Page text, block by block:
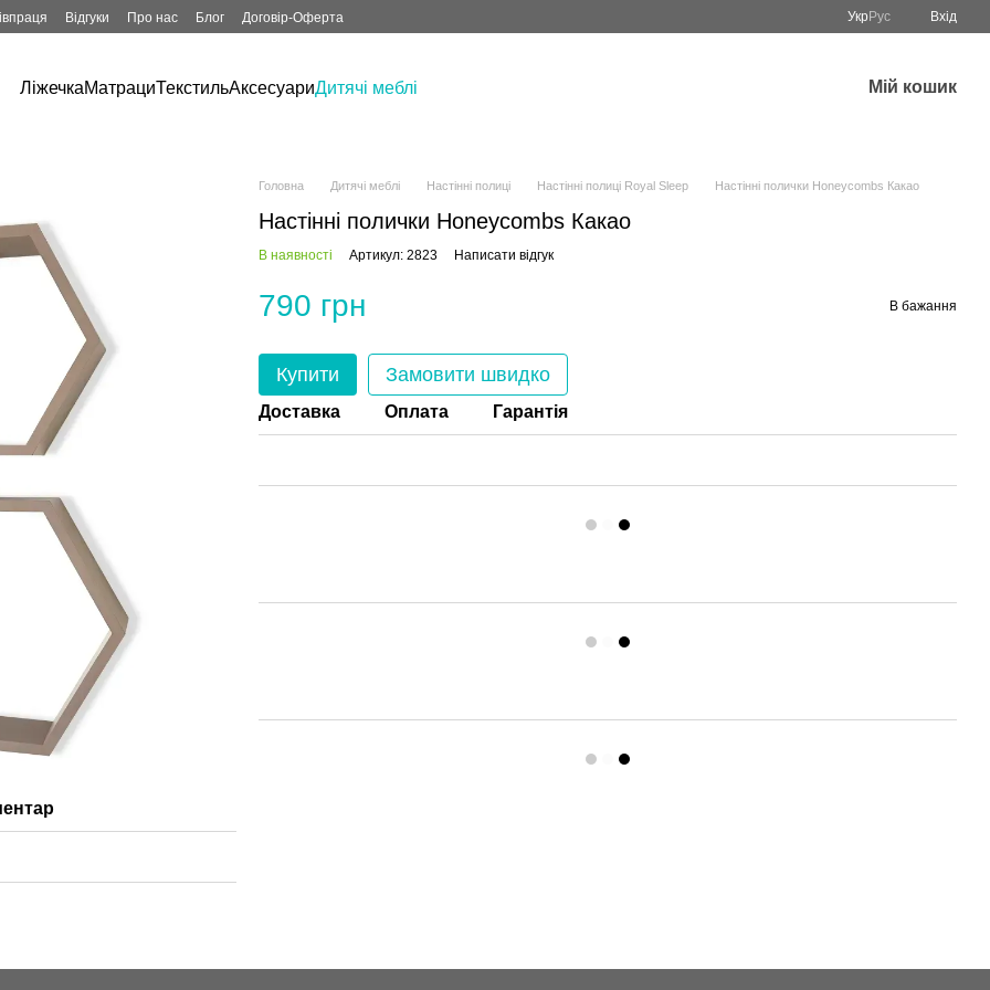
Відгуки Про нас Блог Договір-Оферта Укр Рус Вхід
ЛіжечкаМатрациТекстильАксесуариДитячі меблі Мій кошик
Головна Дитячі меблі Настінні полиці Настінні полиці Royal Sleep Настінні полички Honeycombs Какао
Настінні полички Honeycombs Какао
В наявності Артикул: 2823 Написати відгук
790 грн В бажання
Купити Замовити швидко
Доставка Оплата Гарантія